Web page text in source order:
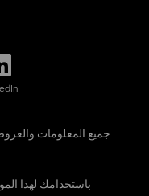
جميع المعلومات
باستخدامك لهذا